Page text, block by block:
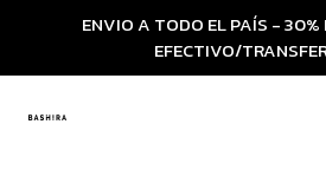
ENVIO A TODO EL PAÍS - 30%
EFECTIVO/